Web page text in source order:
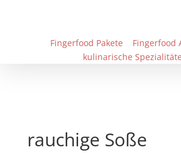
Fingerfood Pakete
Fingerfood
kulinarische
rauchige Soße